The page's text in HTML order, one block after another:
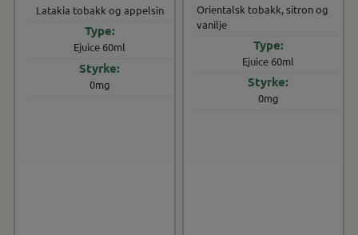
Latakia tobakk og appelsin
Ejuice 60ml
0mg
Orientalsk tobakk, sitron og
vanilje
Ejuice 60ml
0mg